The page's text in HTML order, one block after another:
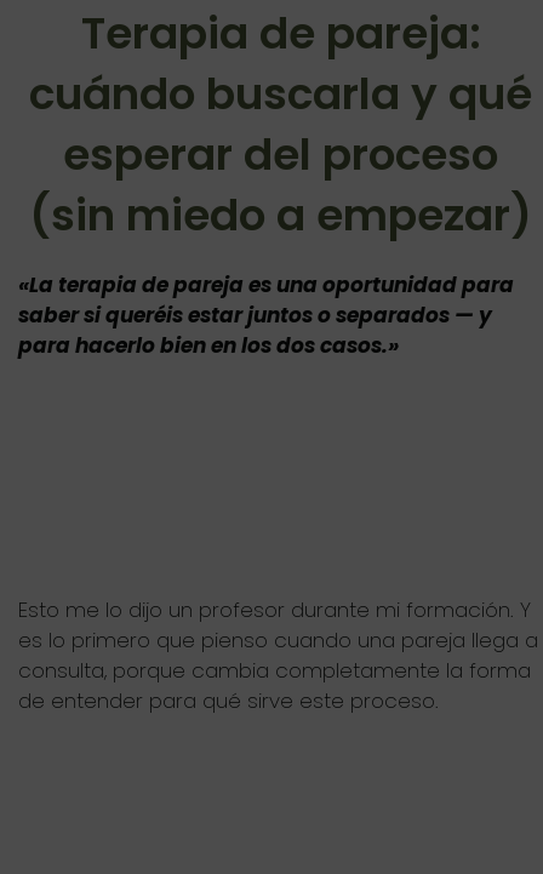
Terapia de pareja:
cuándo buscarla y qué
esperar del proceso
(sin miedo a empezar)
«La terapia de pareja es una oportunidad para
saber si queréis estar juntos o separados — y
para hacerlo bien en los dos casos.»
Esto me lo dijo un profesor durante mi formación. Y
es lo primero que pienso cuando una pareja llega a
consulta, porque cambia completamente la forma
de entender para qué sirve este proceso.